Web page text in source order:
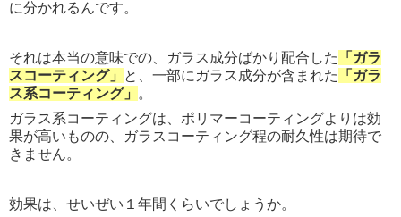
に分かれるんです。
それは本当の意味での、ガラス成分ばかり配合した
「ガラ
スコーティング」
と、一部にガラス成分が含まれた
「ガラ
ス系コーティング」
。
ガラス系コーティングは、ポリマーコーティングよりは効
果が高いものの、ガラスコーティング程の耐久性は期待で
きません。
効果は、せいぜい１年間くらいでしょうか。